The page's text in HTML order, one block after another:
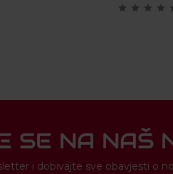
SE NA NAŠ
i dobivajte sve obavjesti o